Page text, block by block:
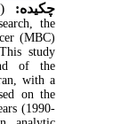
چکیده:
the
(MBC)
study
of the
with a
on the
(1990-